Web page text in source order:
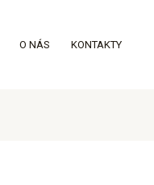
O NÁS KONTAKTY